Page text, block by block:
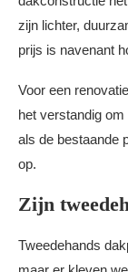
zijn lichter,
prijs is navenant
Voor een
het verstandig
als de bestaande
op.
Zijn
Tweedehands